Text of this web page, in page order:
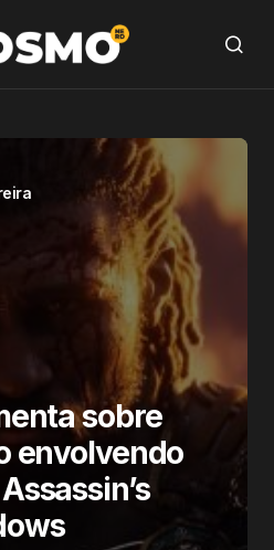
sobre
envolvendo